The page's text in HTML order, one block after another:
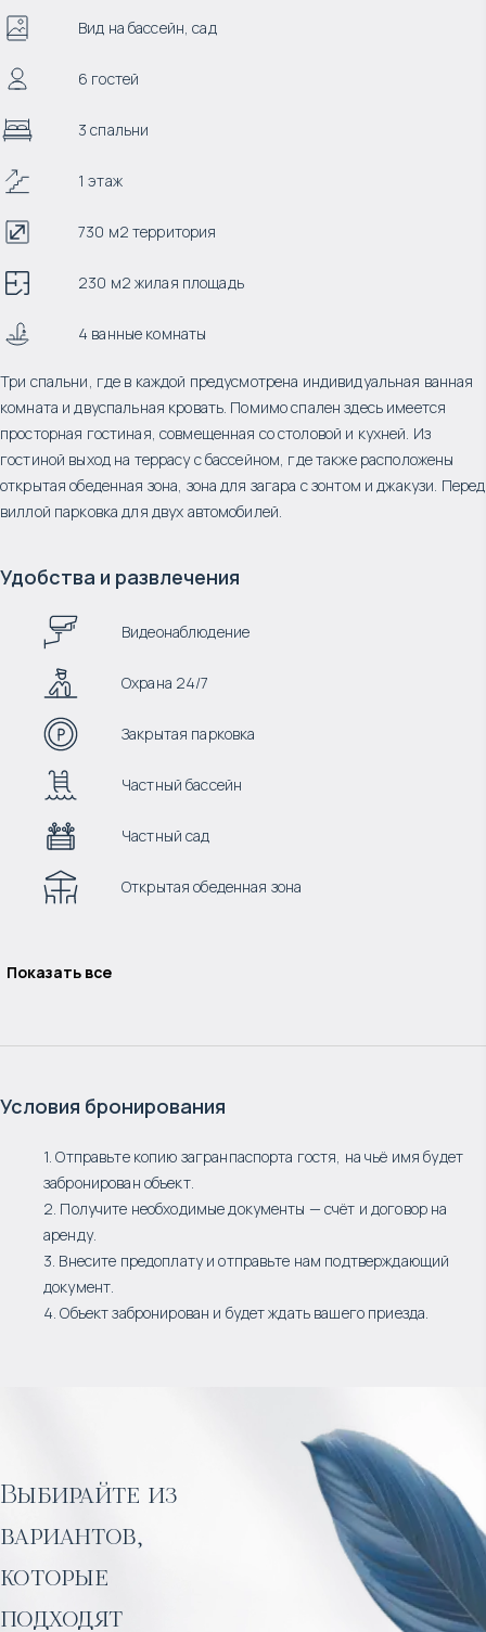
Вид на бассейн, сад
6 гостей
3 спальни
1 этаж
730 м2 территория
230 м2 жилая площадь
4 ванные комнаты
Три спальни, где в каждой предусмотрена индивидуальная ванная
комната и двуспальная кровать. Помимо спален здесь имеется
просторная гостиная, совмещенная со столовой и кухней. Из
гостиной выход на террасу с бассейном, где также расположены
открытая обеденная зона, зона для загара с зонтом и джакузи. Перед
виллой парковка для двух автомобилей.
Удобства и развлечения
Видеонаблюдение
Охрана 24/7
Закрытая парковка
Частный бассейн
Частный сад
Открытая обеденная зона
Показать все
Условия бронирования
1. Отправьте копию загранпаспорта гостя, на чьё имя будет
забронирован объект.
2. Получите необходимые документы — счёт и договор на
аренду.
3. Внесите предоплату и отправьте нам подтверждающий
документ.
4. Объект забронирован и будет ждать вашего приезда.
Выбирайте из
вариантов,
которые
подходят